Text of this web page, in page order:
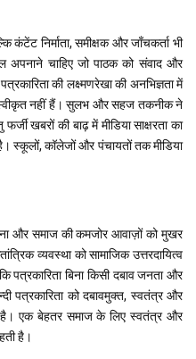
कंटेंट निर्माता, समीक्षक और जाँचकर्ता भी
अपनाने चाहिए जो पाठक को संवाद और
की लक्ष्मणरेखा की अनभिज्ञता में
नहीं हैं। सुलभ और सहज तकनीक ने
खबरों की बाढ़ में मीडिया साक्षरता का
स्कूलों, कॉलेजों और पंचायतों तक मीडिया
और समाज की कमजोर आवाज़ों को मुखर
व्यवस्था को सामाजिक उत्तरदायित्व
बिना किसी दबाव जनता और
पत्रकारिता को दबावमुक्त, स्वतंत्र और
है। एक बेहतर समाज के लिए स्वतंत्र और
है।